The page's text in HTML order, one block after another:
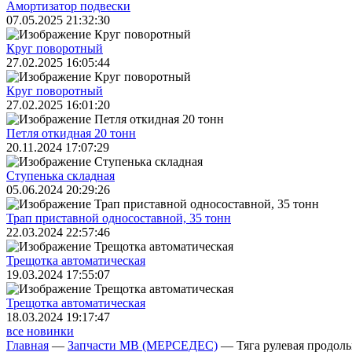
Амортизатор подвески
07.05.2025 21:32:30
Круг поворотный
27.02.2025 16:05:44
Круг поворотный
27.02.2025 16:01:20
Петля откидная 20 тонн
20.11.2024 17:07:29
Ступенька складная
05.06.2024 20:29:26
Трап приставной односоставной, 35 тонн
22.03.2024 22:57:46
Трещoтка автоматическая
19.03.2024 17:55:07
Трещoтка автоматическая
18.03.2024 19:17:47
все новинки
Главная — Запчасти MB (МЕРСЕДЕС) — Тяга рулевая